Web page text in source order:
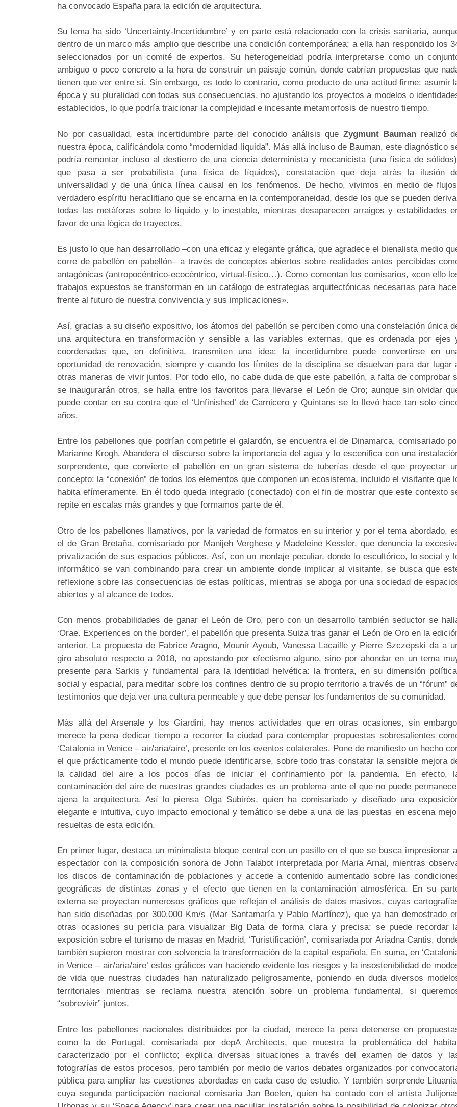
ha convocado España para la edición de arquitectura.
Su lema ha sido ‘Uncertainty-Incertidumbre’ y en parte está relacionado con la crisis sanitaria,
dentro de un marco más amplio que describe una condición contemporánea; a ella han respondido los
seleccionados por un comité de expertos. Su heterogeneidad podría interpretarse como un
ambiguo o poco concreto a la hora de construir un paisaje común, donde cabrían propuestas que
tienen que ver entre sí. Sin embargo, es todo lo contrario, como producto de una actitud firme: asumir
época y su pluralidad con todas sus consecuencias, no ajustando los proyectos a modelos o
establecidos, lo que podría traicionar la complejidad e incesante metamorfosis de nuestro tiempo.
No por casualidad, esta incertidumbre parte del conocido análisis que Zygmunt Bauman realizó
nuestra época, calificándola como “modernidad líquida”. Más allá incluso de Bauman, este diagnóstico
podría remontar incluso al destierro de una ciencia determinista y mecanicista (una física de
que pasa a ser probabilista (una física de líquidos), constatación que deja atrás la ilusión
universalidad y de una única línea causal en los fenómenos. De hecho, vivimos en medio de
verdadero espíritu heraclitiano que se encarna en la contemporaneidad, desde los que se pueden
todas las metáforas sobre lo líquido y lo inestable, mientras desaparecen arraigos y estabilidades
favor de una lógica de trayectos.
Es justo lo que han desarrollado –con una eficaz y elegante gráfica, que agradece el bienalista medio
corre de pabellón en pabellón– a través de conceptos abiertos sobre realidades antes percibidas
antagónicas (antropocéntrico-ecocéntrico, virtual-físico…). Como comentan los comisarios, «con ello
trabajos expuestos se transforman en un catálogo de estrategias arquitectónicas necesarias para
frente al futuro de nuestra convivencia y sus implicaciones».
Así, gracias a su diseño expositivo, los átomos del pabellón se perciben como una constelación única
una arquitectura en transformación y sensible a las variables externas, que es ordenada por ejes
coordenadas que, en definitiva, transmiten una idea: la incertidumbre puede convertirse en
oportunidad de renovación, siempre y cuando los límites de la disciplina se disuelvan para dar lugar
otras maneras de vivir juntos. Por todo ello, no cabe duda de que este pabellón, a falta de comprobar
se inaugurarán otros, se halla entre los favoritos para llevarse el León de Oro; aunque sin olvidar
puede contar en su contra que el ‘Unfinished’ de Carnicero y Quintans se lo llevó hace tan solo
años.
Entre los pabellones que podrían competirle el galardón, se encuentra el de Dinamarca, comisariado
Marianne Krogh. Abandera el discurso sobre la importancia del agua y lo escenifica con una
sorprendente, que convierte el pabellón en un gran sistema de tuberías desde el que proyectar
concepto: la “conexión” de todos los elementos que componen un ecosistema, incluido el visitante que
habita efímeramente. En él todo queda integrado (conectado) con el fin de mostrar que este contexto
repite en escalas más grandes y que formamos parte de él.
Otro de los pabellones llamativos, por la variedad de formatos en su interior y por el tema abordado,
el de Gran Bretaña, comisariado por Manijeh Verghese y Madeleine Kessler, que denuncia la
privatización de sus espacios públicos. Así, con un montaje peculiar, donde lo escultórico, lo social y
informático se van combinando para crear un ambiente donde implicar al visitante, se busca que
reflexione sobre las consecuencias de estas políticas, mientras se aboga por una sociedad de
abiertos y al alcance de todos.
Con menos probabilidades de ganar el León de Oro, pero con un desarrollo también seductor se
‘Orae. Experiences on the border’, el pabellón que presenta Suiza tras ganar el León de Oro en la
anterior. La propuesta de Fabrice Aragno, Mounir Ayoub, Vanessa Lacaille y Pierre Szczepski da a
giro absoluto respecto a 2018, no apostando por efectismo alguno, sino por ahondar en un tema
presente para Sarkis y fundamental para la identidad helvética: la frontera, en su dimensión
social y espacial, para meditar sobre los confines dentro de su propio territorio a través de un “fórum”
testimonios que deja ver una cultura permeable y que debe pensar los fundamentos de su comunidad.
Más allá del Arsenale y los Giardini, hay menos actividades que en otras ocasiones, sin
merece la pena dedicar tiempo a recorrer la ciudad para contemplar propuestas sobresalientes
‘Catalonia in Venice – air/aria/aire’, presente en los eventos colaterales. Pone de manifiesto un hecho
el que prácticamente todo el mundo puede identificarse, sobre todo tras constatar la sensible mejora
la calidad del aire a los pocos días de iniciar el confinamiento por la pandemia. En efecto,
contaminación del aire de nuestras grandes ciudades es un problema ante el que no puede
ajena la arquitectura. Así lo piensa Olga Subirós, quien ha comisariado y diseñado una
elegante e intuitiva, cuyo impacto emocional y temático se debe a una de las puestas en escena
resueltas de esta edición.
En primer lugar, destaca un minimalista bloque central con un pasillo en el que se busca impresionar
espectador con la composición sonora de John Talabot interpretada por Maria Arnal, mientras
los discos de contaminación de poblaciones y accede a contenido aumentado sobre las
geográficas de distintas zonas y el efecto que tienen en la contaminación atmosférica. En su
externa se proyectan numerosos gráficos que reflejan el análisis de datos masivos, cuyas
han sido diseñadas por 300.000 Km/s (Mar Santamaría y Pablo Martínez), que ya han demostrado
otras ocasiones su pericia para visualizar Big Data de forma clara y precisa; se puede recordar
exposición sobre el turismo de masas en Madrid, ‘Turistificación’, comisariada por Ariadna Cantis,
también supieron mostrar con solvencia la transformación de la capital española. En suma, en
in Venice – air/aria/aire’ estos gráficos van haciendo evidente los riesgos y la insostenibilidad de
de vida que nuestras ciudades han naturalizado peligrosamente, poniendo en duda diversos
territoriales mientras se reclama nuestra atención sobre un problema fundamental, si
“sobrevivir” juntos.
Entre los pabellones nacionales distribuidos por la ciudad, merece la pena detenerse en
como la de Portugal, comisariada por depA Architects, que muestra la problemática del
caracterizado por el conflicto; explica diversas situaciones a través del examen de datos y
fotografías de estos procesos, pero también por medio de varios debates organizados por
pública para ampliar las cuestiones abordadas en cada caso de estudio. Y también sorprende
cuya segunda participación nacional comisaría Jan Boelen, quien ha contado con el artista